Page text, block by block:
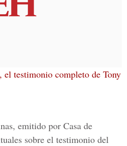
el testimonio completo de Tony
emitido por Casa de
sobre el testimonio del